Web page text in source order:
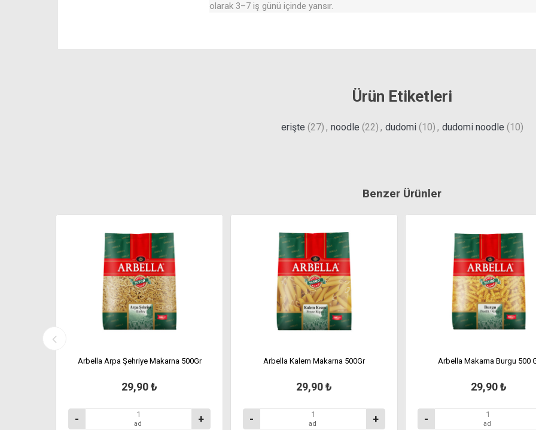
olarak 3–7 iş günü içinde yansır.
Ürün Etiketleri
erişte (27) , noodle (22) , dudomi (10) , dudomi noodle (10)
Benzer Ürünler
Arbella Arpa Şehriye Makarna 500Gr
29,90 ₺
- ad +
Arbella Kalem Makarna 500Gr
29,90 ₺
- ad +
Arbella Makarna Burgu 500
29,90 ₺
- ad